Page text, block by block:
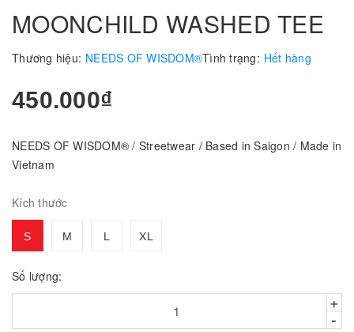
MOONCHILD WASHED TEE
Thương hiệu: NEEDS OF WISDOM®Tình trạng: Hết hàng
450.000₫
NEEDS OF WISDOM® / Streetwear / Based in Saigon / Made in
Vietnam
Kích thước
S M L XL
Số lượng:
+
-